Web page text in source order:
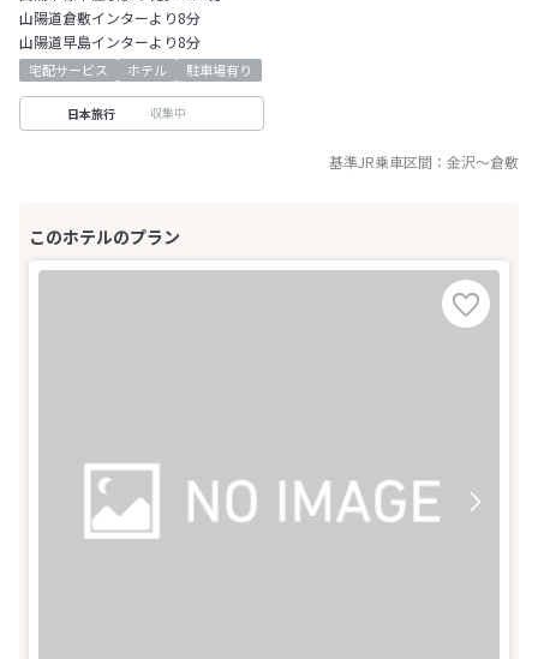
山陽道倉敷インターより8分
山陽道早島インターより8分
宅配サービス ホテル 駐車場有り
日本旅行 収集中
基準JR乗車区間： 金沢～倉敷